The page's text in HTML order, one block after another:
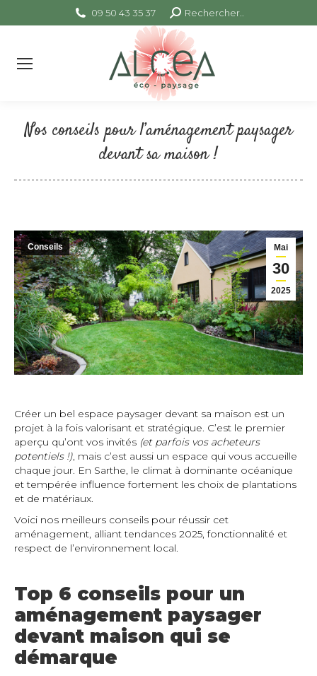
09 50 43 35 37 Search:
Rechercher..
Nos conseils pour l’aménagement paysager
devant sa maison !
Vous êtes ici :
Mai
30
2025
Conseils
Créer un bel espace paysager devant sa maison est un
projet à la fois valorisant et stratégique. C’est le premier
aperçu qu’ont vos invités (et parfois vos acheteurs
potentiels !), mais c’est aussi un espace qui vous accueille
chaque jour. En Sarthe, le climat à dominante océanique
et tempérée influence fortement les choix de plantations
et de matériaux.
Voici nos meilleurs conseils pour réussir cet
aménagement, alliant tendances 2025, fonctionnalité et
respect de l’environnement local.
Top 6 conseils pour un
aménagement paysager
devant maison qui se
démarque